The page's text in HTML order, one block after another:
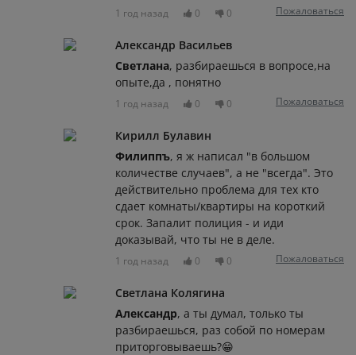
1 год назад 0 0 Пожаловаться
Александр Васильев
Светлана, разбираешься в вопросе,на
опыте,да , понятно
1 год назад 0 0 Пожаловаться
Кирилл Булавин
Филиппъ, я ж написал "в большом
количестве случаев", а не "всегда". Это
действительно проблема для тех кто
сдает комнаты/квартиры на короткий
срок. Запалит полиция - и иди
доказывай, что ты не в деле.
1 год назад 0 0 Пожаловаться
Светлана Колягина
Александр, а ты думал, только ты
разбираешься, раз собой по номерам
приторговываешь?😁